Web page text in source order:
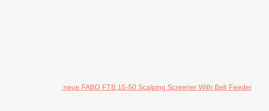
neue FABO FTB 15-50 Scalping Screener With Belt Feeder